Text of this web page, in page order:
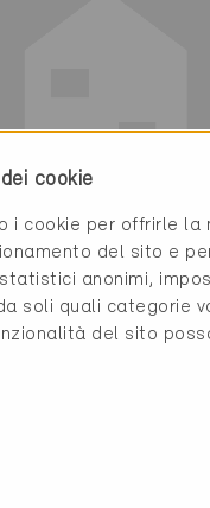
1304
cookie
i cookie per offrirle la
del sito e
anonimi,
soli quali categorie
del sito